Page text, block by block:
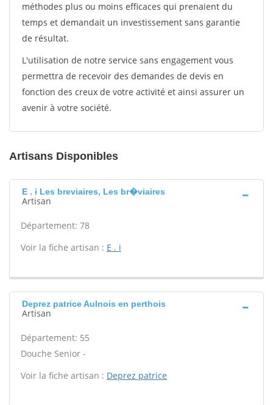
méthodes plus ou moins efficaces qui prenaient du
temps et demandait un investissement sans garantie
de résultat.
L'utilisation de notre service sans engagement vous
permettra de recevoir des demandes de devis en
fonction des creux de votre activité et ainsi assurer un
avenir à votre société.
Artisans Disponibles
E . i Les breviaires, Les br�viaires
Artisan
Département: 78
Voir la fiche artisan : E . i
Deprez patrice Aulnois en perthois
Artisan
Département: 55
Douche Senior -
Voir la fiche artisan : Deprez patrice